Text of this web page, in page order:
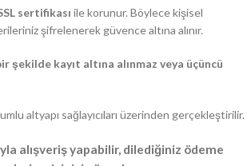
sertifikası ile korunur. Böylece kişisel
şifrelenerek güvence altına alınır.
şekilde kayıt altına alınmaz veya üçüncü
altyapı sağlayıcıları üzerinden gerçekleştirilir.
alışveriş yapabilir, dilediğiniz ödeme